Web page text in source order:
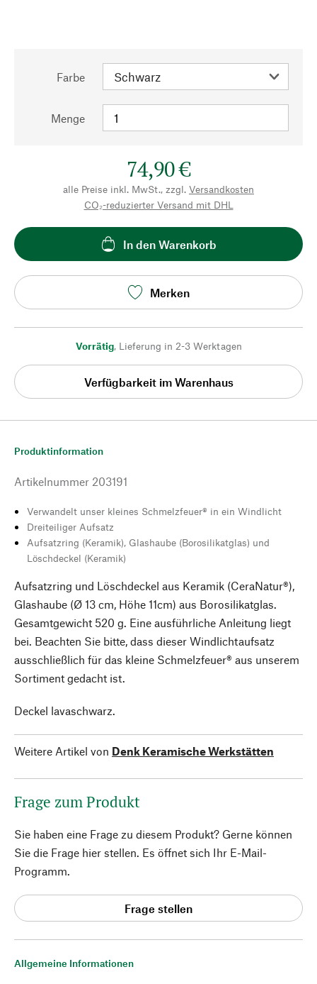
Farbe
Menge
74,90 €
alle Preise inkl. MwSt., zzgl. Versandkosten
CO₂-reduzierter Versand mit DHL
In den Warenkorb
Merken
Vorrätig, Lieferung in 2-3 Werktagen
Verfügbarkeit im Warenhaus
Allgemeine Informationen
Produktinformation
Artikelnummer 203191
Verwandelt unser kleines Schmelzfeuer® in ein Windlicht
Dreiteiliger Aufsatz
Aufsatzring (Keramik), Glashaube (Borosilikatglas) und
Löschdeckel (Keramik)
Aufsatzring und Löschdeckel aus Keramik (CeraNatur®),
Glashaube (Ø 13 cm, Höhe 11cm) aus Borosilikatglas.
Gesamtgewicht 520 g. Eine ausführliche Anleitung liegt
bei. Beachten Sie bitte, dass dieser Windlichtaufsatz
ausschließlich für das kleine Schmelzfeuer® aus unserem
Sortiment gedacht ist.
Deckel lavaschwarz.
Weitere Artikel von Denk Keramische Werkstätten
Frage zum Produkt
Sie haben eine Frage zu diesem Produkt? Gerne können
Sie die Frage hier stellen. Es öffnet sich Ihr E-Mail-
Programm.
Frage stellen